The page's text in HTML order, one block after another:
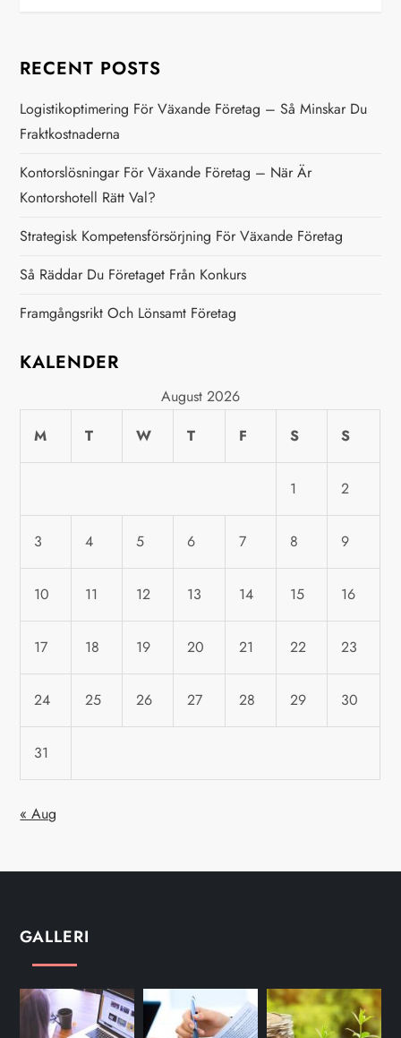
n
a
v
i
g
a
t
i
o
n
RECENT POSTS
Logistikoptimering För Växande Företag – Så Minskar Du
Fraktkostnaderna
Kontorslösningar För Växande Företag – När Är
Kontorshotell Rätt Val?
Strategisk Kompetensförsörjning För Växande Företag
Så Räddar Du Företaget Från Konkurs
Framgångsrikt Och Lönsamt Företag
KALENDER
August 2026
M
T W T F S S
1 2
3 4 5 6 7 8 9
10 11 12 13 14 15 16
17 18 19 20 21 22 23
24 25 26 27 28 29 30
31
« Aug
GALLERI